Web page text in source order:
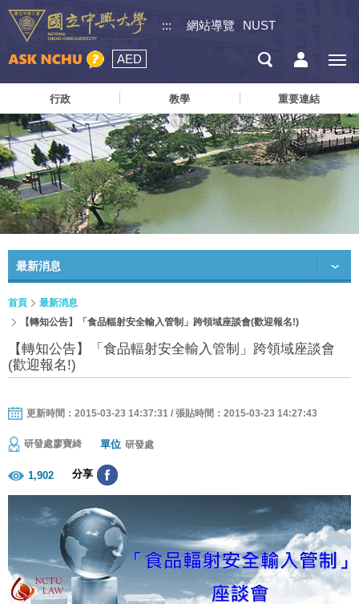
::: 網站導覽 NUST
AED
行政 教學 重要連結
最新消息
首頁
最新消息
【轉知公告】「食品輻射安全輸入管制」跨領域座談會(歡迎報名!)
【轉知公告】「食品輻射安全輸入管制」跨領域座談會
(歡迎報名!)
更新時間：2015-03-23 14:37:31 / 張貼時間：2015-03-23 14:27:43
研發處廖寶綺 單位 研發處
1,902 分享